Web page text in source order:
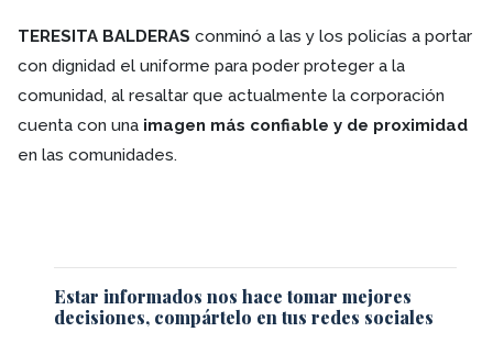
TERESITA BALDERAS conminó a las y los policías a portar
con dignidad el uniforme para poder proteger a la
comunidad, al resaltar que actualmente la corporación
cuenta con una imagen más confiable y de proximidad
en las comunidades.
Estar informados nos hace tomar mejores
decisiones, compártelo en tus redes sociales